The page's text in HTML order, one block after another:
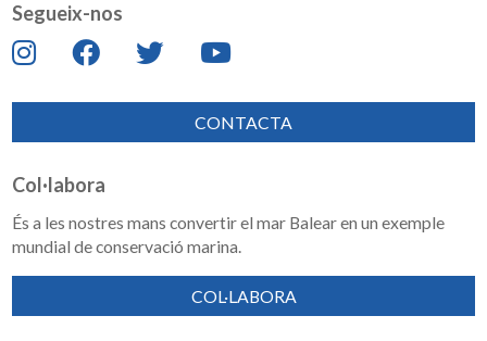
Segueix-nos
CONTACTA
Col·labora
És a les nostres mans convertir el mar Balear en un exemple
mundial de conservació marina.
COL·LABORA